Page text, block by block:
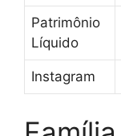
Patrimônio
Líquido
Instagram